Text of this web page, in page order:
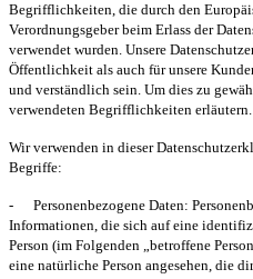
Begrifflichkeiten, die durch den
Verordnungsgeber beim Erlass der
verwendet wurden. Unsere
Öffentlichkeit als auch für unsere
und verständlich sein. Um dies zu
verwendeten Begrifflichkeiten erläutern.
Wir verwenden in dieser
Begriffe:
- Personenbezogene Daten:
Informationen, die sich auf eine
Person (im Folgenden „betroffene
eine natürliche Person angesehen, die